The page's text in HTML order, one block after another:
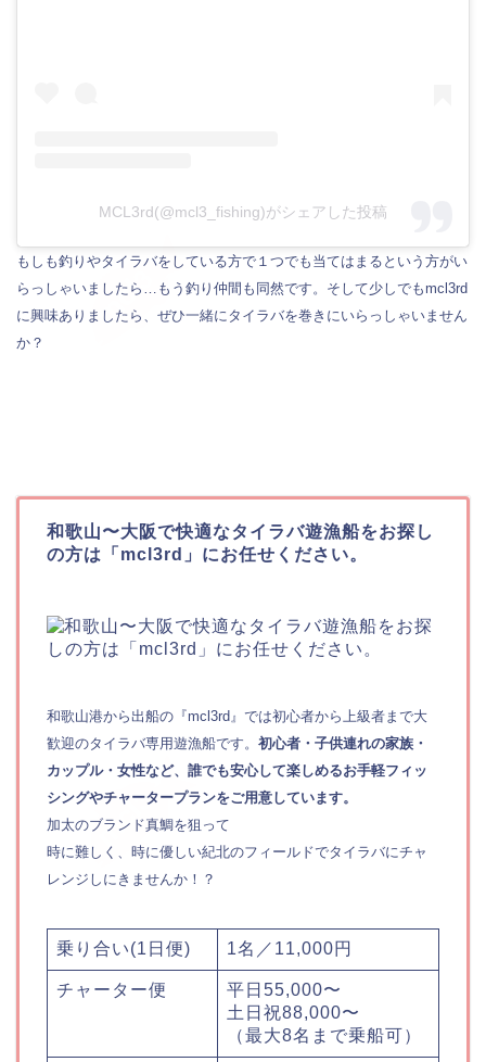
MCL3rd(@mcl3_fishing)がシェアした投稿
もしも釣りやタイラバをしている方で１つでも当てはまるという方がい
らっしゃいましたら…もう釣り仲間も同然です。そして少しでもmcl3rd
に興味ありましたら、ぜひ一緒にタイラバを巻きにいらっしゃいません
か？
和歌山〜大阪で快適なタイラバ遊漁船をお探し
の方は「mcl3rd」にお任せください。
和歌山港から出船の『mcl3rd』では初心者から上級者まで大
歓迎のタイラバ専用遊漁船です。 初心者・子供連れの家族・
カップル・女性など、誰でも安心して楽しめるお手軽フィッ
シングやチャータープランをご用意しています。
加太のブランド真鯛を狙って
時に難しく、時に優しい紀北のフィールドでタイラバにチャ
レンジしにきませんか！？
乗り合い(1日便) 1名／11,000円
チャーター便
平日55,000〜
土日祝88,000〜
（最大8名まで乗船可）